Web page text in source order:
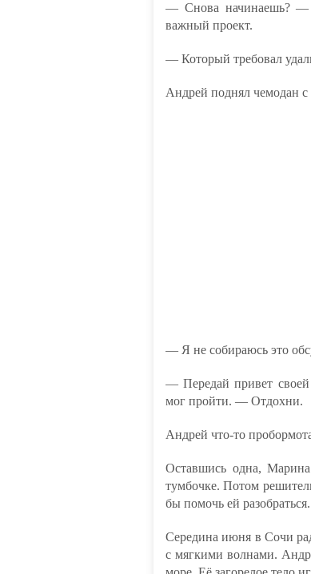
— Снова начинаешь? —
важный проект.
— Который требовал
Андрей поднял чемодан с
— Я не собираюсь это
— Передай привет своей
мог пройти. — Отдохни.
Андрей что-то
Оставшись одна,
тумбочке. Потом
бы помочь ей разобраться.
Середина июня в Сочи
с мягкими волнами.